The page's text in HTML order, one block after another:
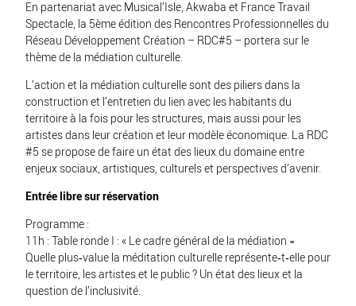
En partenariat avec Musical’Isle, Akwaba et France Travail
Spectacle, la 5ème édition des Rencontres Professionnelles du
Réseau Développement Création – RDC#5 – portera sur le
thème de la médiation culturelle.
L’action et la médiation culturelle sont des piliers dans la
construction et l’entretien du lien avec les habitants du
territoire à la fois pour les structures, mais aussi pour les
artistes dans leur création et leur modèle économique. La RDC
#5 se propose de faire un état des lieux du domaine entre
enjeux sociaux, artistiques, culturels et perspectives d’avenir.
Entrée libre sur réservation
Programme :
11h : Table ronde I : « Le cadre général de la médiation »
Quelle plus‐value la méditation culturelle représente‐t‐elle pour
le territoire, les artistes et le public ? Un état des lieux et la
question de l’inclusivité.